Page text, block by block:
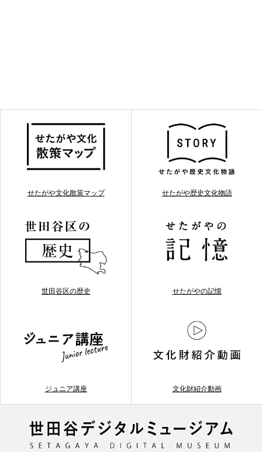
せたがや文化散策マップ せたがや歴史文化物語
世田谷区の歴史 せたがやの記憶
ジュニア講座 文化財紹介動画